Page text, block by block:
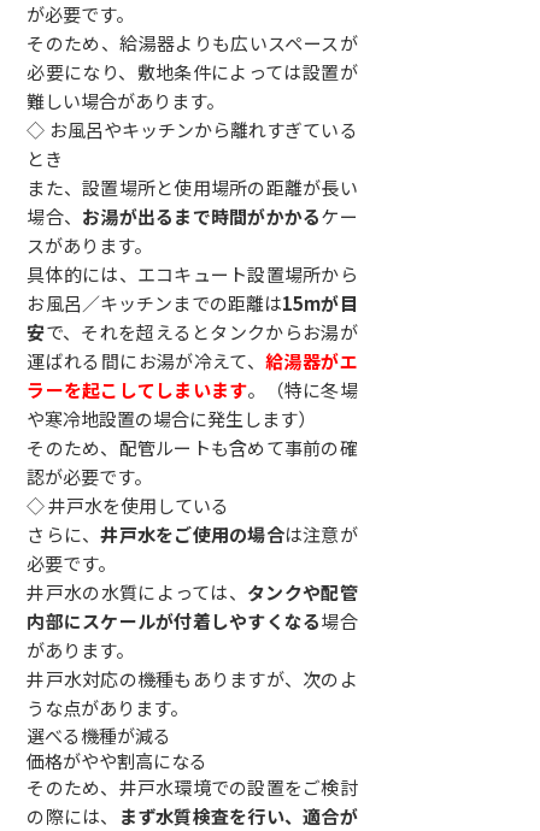
が必要です。
そのため、給湯器よりも広いスペースが
必要になり、敷地条件によっては設置が
難しい場合があります。
◇ お風呂やキッチンから離れすぎている
とき
また、設置場所と使用場所の距離が長い
場合、 お湯が出るまで時間がかかるケー
スがあります。
具体的には、エコキュート設置場所から
お風呂／キッチンまでの距離は15mが目
安で、それを超えるとタンクからお湯が
運ばれる間にお湯が冷えて、給湯器がエ
ラーを起こしてしまいます。（特に冬場
や寒冷地設置の場合に発生します）
そのため、配管ルートも含めて事前の確
認が必要です。
◇ 井戸水を使用している
さらに、井戸水をご使用の場合は注意が
必要です。
井戸水の水質によっては、 タンクや配管
内部にスケールが付着しやすくなる場合
があります。
井戸水対応の機種もありますが、次のよ
うな点があります。
選べる機種が減る
価格がやや割高になる
そのため、井戸水環境での設置をご検討
の際には、
まず水質検査を行い、適合が